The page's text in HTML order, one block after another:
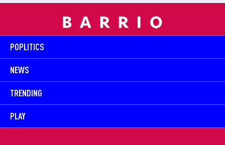
POPLITICS
NEWS
TRENDING
PLAY